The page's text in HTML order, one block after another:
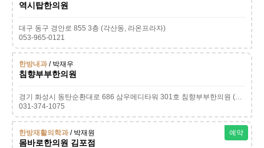
역시탑한의원
대구 동구 경안로 855 3층 (각산동, 라온프라자)
053-965-0121
한방내과/ 박재우
침향부부한의원
경기 화성시 동탄순환대로 686 삼우메디타워 301호 침향부부한의원 (영천동)
031-374-1075
한방재활의학과/ 박재원
몸바로한의원 김포점
예약